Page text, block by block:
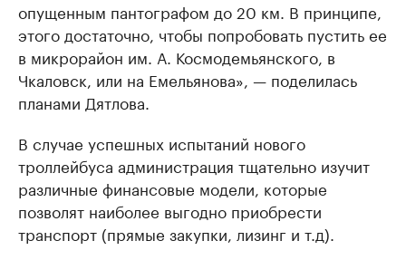
опущенным пантографом до 20 км. В принципе,
этого достаточно, чтобы попробовать пустить ее
в микрорайон им. А. Космодемьянского, в
Чкаловск, или на Емельянова», — поделилась
планами Дятлова.
В случае успешных испытаний нового
троллейбуса администрация тщательно изучит
различные финансовые модели, которые
позволят наиболее выгодно приобрести
транспорт (прямые закупки, лизинг и т.д).